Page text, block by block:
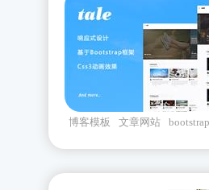
博客模板 文章网站 bootstrap